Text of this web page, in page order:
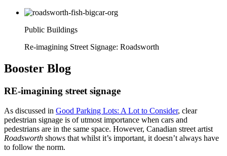
Public Buildings
Re-imagining Street Signage: Roadsworth
Booster Blog
RE-imagining street signage
As discussed in Good Parking Lots: A Lot to Consider, clear
pedestrian signage is of utmost importance when cars and
pedestrians are in the same space. However, Canadian street artist
Roadsworth shows that whilst it’s important, it doesn’t always have
to follow the norm.